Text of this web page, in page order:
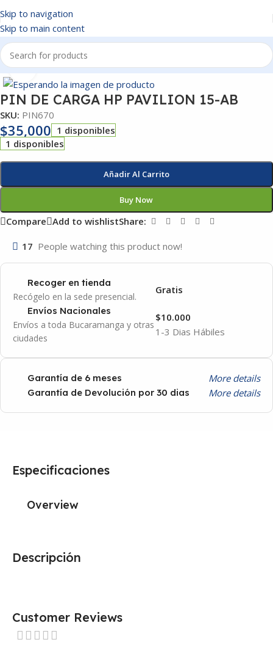
Skip to navigation
Skip to main content
Inicio/PIN DE CARGA
Click to enlarge
PIN DE CARGA HP PAVILION 15-AB
SKU: PIN670
$35,000 1 disponibles
1 disponibles
Añadir Al Carrito
Buy Now
Compare Add to wishlistShare:
17 People watching this product now!
Recoger en tienda
Recógelo en la sede presencial.
Gratis
Envíos Nacionales
Envíos a toda Bucaramanga y otras
ciudades
1-3 Dias Hábiles
$10.000
Garantía de 6 meses More details
Garantía de Devolución por 30 dias More details
Descripción
Especificaciones
Overview
Customer Reviews